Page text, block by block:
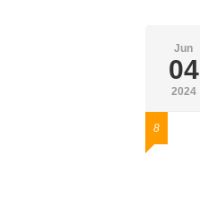
Jun
04
2024
8